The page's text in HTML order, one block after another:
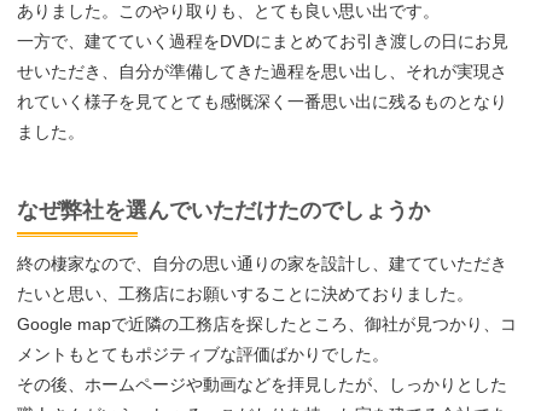
ありました。このやり取りも、とても良い思い出です。
一方で、建てていく過程をDVDにまとめてお引き渡しの日にお見
せいただき、自分が準備してきた過程を思い出し、それが実現さ
れていく様子を見てとても感慨深く一番思い出に残るものとなり
ました。
なぜ弊社を選んでいただけたのでしょうか
終の棲家なので、自分の思い通りの家を設計し、建てていただき
たいと思い、工務店にお願いすることに決めておりました。
Google mapで近隣の工務店を探したところ、御社が見つかり、コ
メントもとてもポジティブな評価ばかりでした。
その後、ホームページや動画などを拝見したが、しっかりとした